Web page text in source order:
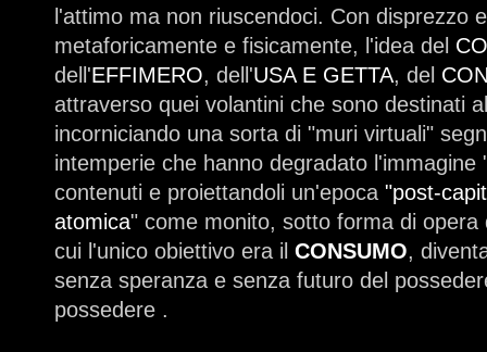
l'attimo ma non riuscendoci. Con disprezzo
metaforicamente e fisicamente, l'idea del
dell'EFFIMERO, dell'USA E GETTA, del
attraverso quei volantini che sono destinati
incorniciando una sorta di "muri virtuali"
intemperie che hanno degradato l'immagine
contenuti e proiettandoli un'epoca "post-
atomica" come monito, sotto forma di opera
cui l'unico obiettivo era il CONSUMO,
senza speranza e senza futuro del
possedere .